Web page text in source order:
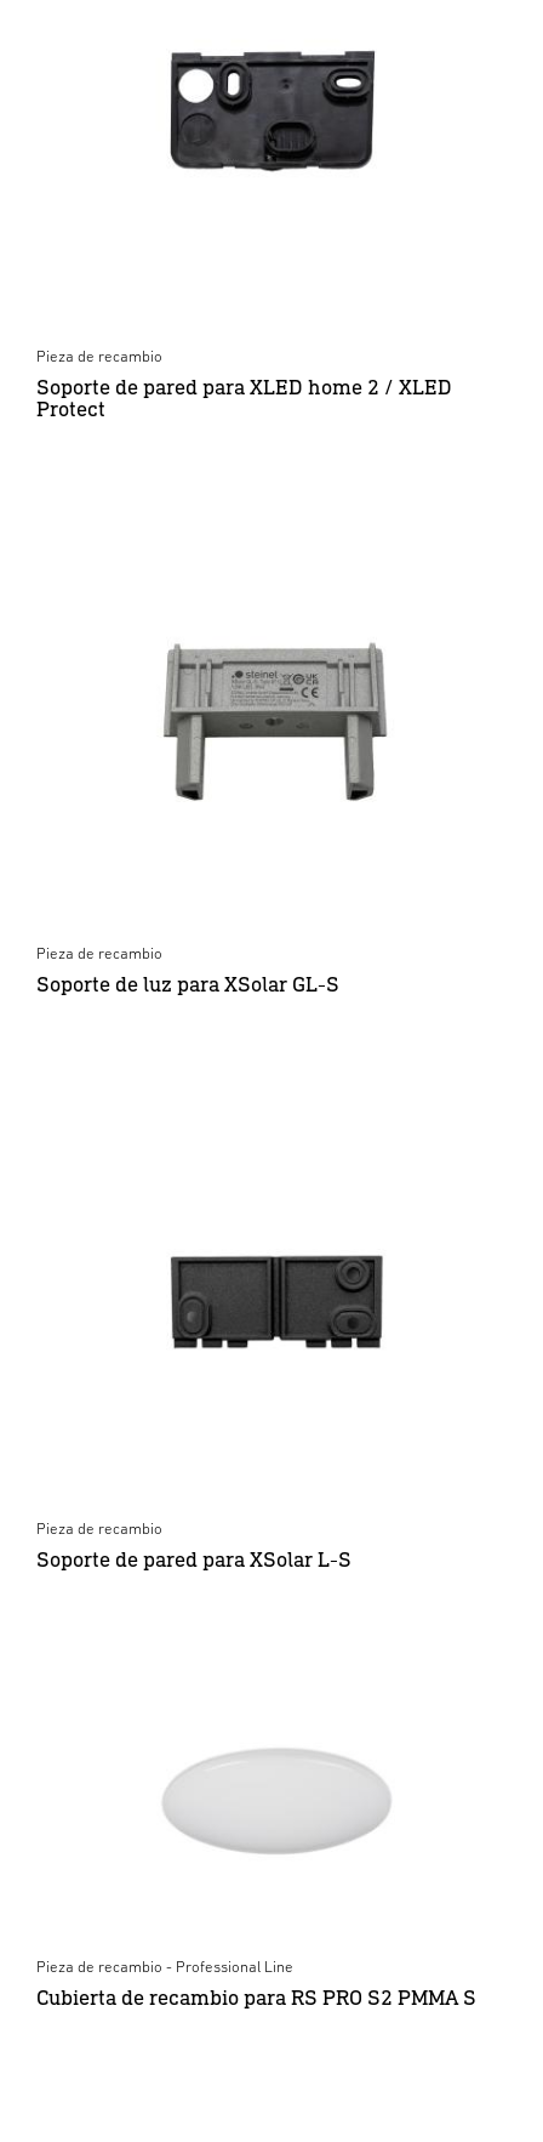
Pieza de recambio
Soporte de pared para XLED home 2 / XLED
Protect
Pieza de recambio
Soporte de luz para XSolar GL-S
Pieza de recambio
Soporte de pared para XSolar L-S
Pieza de recambio - Professional Line
Cubierta de recambio para RS PRO S2 PMMA S